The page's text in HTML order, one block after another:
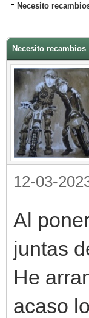
Necesito
Necesito recambios
12-03-
Al
juntas
He
acaso